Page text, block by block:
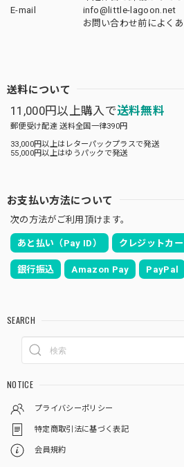
E-mail
info@little-lagoon.net
お問い合わせ前によく
送料について
11,000円以上購入で送料無料
郵便受け配達 送料全国一律390円
33,000円以上はレターパックプラスで発送
55,000円以上はゆうパックで発送
お支払い方法について
次の方法がご利用頂けます。
あと払い（Pay ID） クレジットカ
銀行振込 Amazon Pay PayPal
SEARCH
NOTICE
プライバシーポリシー
特定商取引法に基づく表記
会員規約